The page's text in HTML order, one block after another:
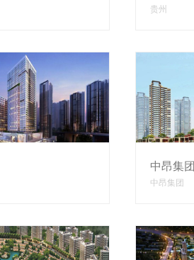
贵州
中昂集团
中昂集团